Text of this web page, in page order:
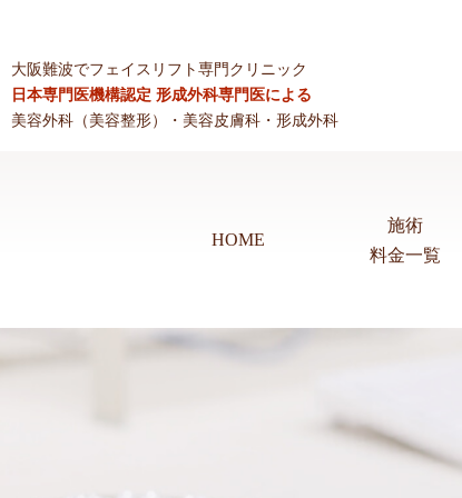
大阪難波でフェイスリフト専門クリニック
日本専門医機構認定 形成外科専門医による
美容外科（美容整形）・美容皮膚科・形成外科
HOME
施術
料金一覧